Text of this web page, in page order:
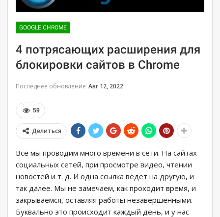
GOOGLE CHROME
4 потрясающих расширения для
блокировки сайтов в Chrome
Последнее обновление Авг 12, 2022
59
Делиться
Все мы проводим много времени в сети. На сайтах
социальных сетей, при просмотре видео, чтении
новостей и т. д. И одна ссылка ведет на другую, и
так далее. Мы не замечаем, как проходит время, и
закрываемся, оставляя работы незавершенными.
Буквально это происходит каждый день, и у нас